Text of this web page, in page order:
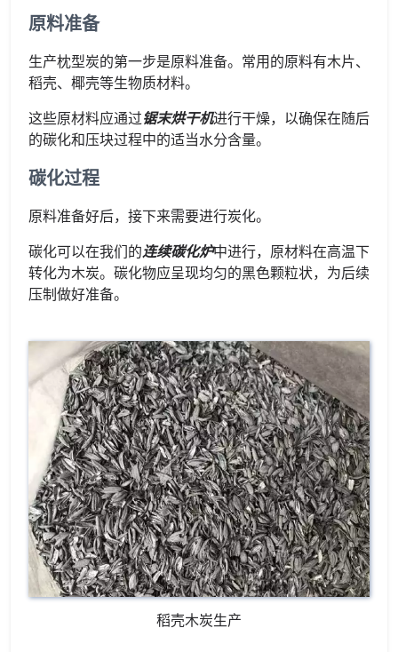
原料准备
生产枕型炭的第一步是原料准备。常用的原料有木片、
稻壳、椰壳等生物质材料。
这些原材料应通过锯末烘干机进行干燥，以确保在随后
的碳化和压块过程中的适当水分含量。
碳化过程
原料准备好后，接下来需要进行炭化。
碳化可以在我们的连续碳化炉中进行，原材料在高温下
转化为木炭。碳化物应呈现均匀的黑色颗粒状，为后续
压制做好准备。
稻壳木炭生产